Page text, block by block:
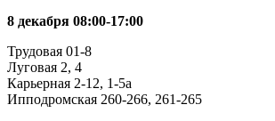
8 декабря 08:00-17:00
Трудовая 01-8
Луговая 2, 4
Карьерная 2-12, 1-5а
Ипподромская 260-266, 261-265